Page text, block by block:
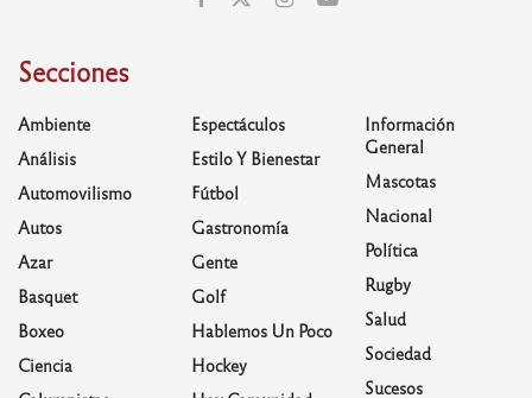
Secciones
Ambiente
Análisis
Automovilismo
Autos
Azar
Basquet
Boxeo
Ciencia
Espectáculos
Estilo Y Bienestar
Fútbol
Gastronomía
Gente
Golf
Hablemos Un Poco
Hockey
Información
General
Mascotas
Nacional
Política
Rugby
Salud
Sociedad
Sucesos